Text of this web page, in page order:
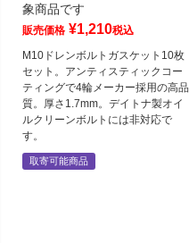
象商品です
販売価格 ¥1,210税込
M10ドレンボルトガスケット10枚
セット。アンティスティックコー
ティングで4輪メーカー採用の高品
質。厚さ1.7mm。デイトナ製オイ
ルクリーンボルトには非対応で
す。
取寄可能商品